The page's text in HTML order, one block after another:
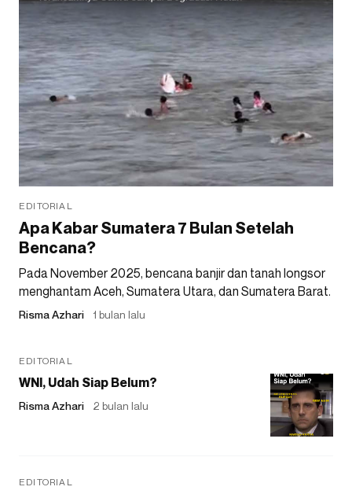
EDITORIAL
Apa Kabar Sumatera 7 Bulan Setelah
Bencana?
Pada November 2025, bencana banjir dan tanah longsor
menghantam Aceh, Sumatera Utara, dan Sumatera Barat.
Risma Azhari 1 bulan lalu
EDITORIAL
WNI, Udah Siap Belum?
Risma Azhari 2 bulan lalu
EDITORIAL